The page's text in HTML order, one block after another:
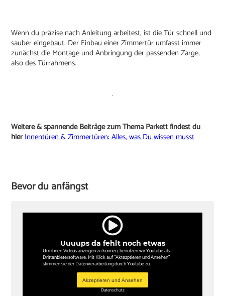
Wenn du präzise nach Anleitung arbeitest, ist die Tür schnell und
sauber eingebaut. Der Einbau einer Zimmertür umfasst immer
zunächst die Montage und Anbringung der passenden Zarge,
also des Türrahmens.
Weitere & spannende Beiträge zum Thema Parkett findest du
hierInnentüren & Zimmertüren: Alles, was Du wissen musst
Bevor du anfängst
Uuuups da fehlt noch etwas
Um ihnen Videos anzeigen zu können, benutzen wir Youtube als
Drittanbietersoftware. Mit Klick auf "Aktezptieren und Ansehen"
stimmen sie der Datenverarbeitung durch Youtube zu.
Akzeptieren und Ansehen
Datenschutz